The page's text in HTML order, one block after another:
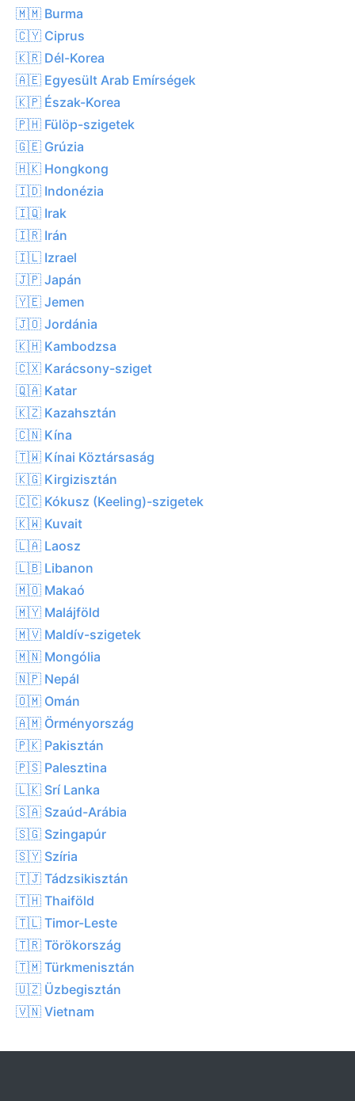
🇲🇲 Burma
🇨🇾 Ciprus
🇰🇷 Dél-Korea
🇦🇪 Egyesült Arab Emírségek
🇰🇵 Észak-Korea
🇵🇭 Fülöp-szigetek
🇬🇪 Grúzia
🇭🇰 Hongkong
🇮🇩 Indonézia
🇮🇶 Irak
🇮🇷 Irán
🇮🇱 Izrael
🇯🇵 Japán
🇾🇪 Jemen
🇯🇴 Jordánia
🇰🇭 Kambodzsa
🇨🇽 Karácsony-sziget
🇶🇦 Katar
🇰🇿 Kazahsztán
🇨🇳 Kína
🇹🇼 Kínai Köztársaság
🇰🇬 Kirgizisztán
🇨🇨 Kókusz (Keeling)-szigetek
🇰🇼 Kuvait
🇱🇦 Laosz
🇱🇧 Libanon
🇲🇴 Makaó
🇲🇾 Malájföld
🇲🇻 Maldív-szigetek
🇲🇳 Mongólia
🇳🇵 Nepál
🇴🇲 Omán
🇦🇲 Örményország
🇵🇰 Pakisztán
🇵🇸 Palesztina
🇱🇰 Srí Lanka
🇸🇦 Szaúd-Arábia
🇸🇬 Szingapúr
🇸🇾 Szíria
🇹🇯 Tádzsikisztán
🇹🇭 Thaiföld
🇹🇱 Timor-Leste
🇹🇷 Törökország
🇹🇲 Türkmenisztán
🇺🇿 Üzbegisztán
🇻🇳 Vietnam